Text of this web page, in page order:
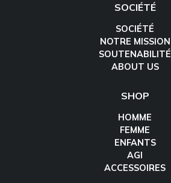
SOCIÉTÉ
SOCIÉTÉ
NOTRE MISSION
SOUTENABILITÉ
ABOUT US
SHOP
HOMME
FEMME
ENFANTS
AGI
ACCESSOIRES